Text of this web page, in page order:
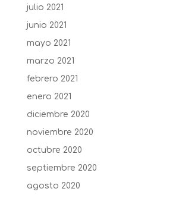
julio 2021
junio 2021
mayo 2021
marzo 2021
febrero 2021
enero 2021
diciembre 2020
noviembre 2020
octubre 2020
septiembre 2020
agosto 2020